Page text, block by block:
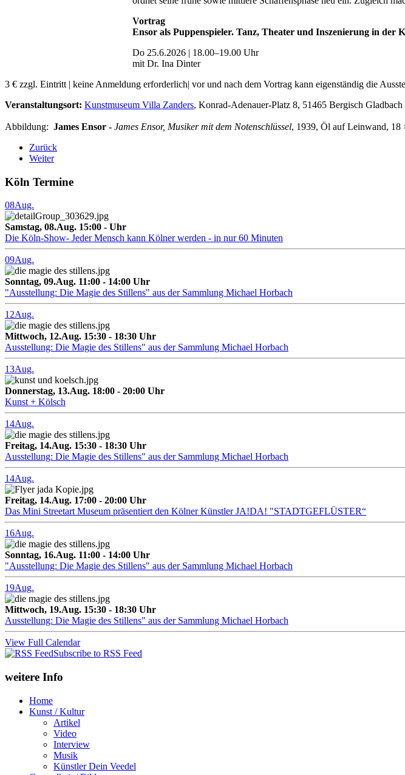
Vortrag
Ensor als Puppenspieler. Tanz, Theater und Inszenierung in der
Do 25.6.2026 | 18.00–19.00 Uhr
mit Dr. Ina Dinter
3 € zzgl. Eintritt | keine Anmeldung erforderlich| vor und nach dem Vortrag kann eigenständig die
Veranstaltungsort: Kunstmuseum Villa Zanders, Konrad-Adenauer-Platz 8, 51465 Bergisch Gladbach
Abbildung: James Ensor - James Ensor, Musiker mit dem Notenschlüssel, 1939, Öl auf Leinwand, 18
Zurück
Weiter
Köln Termine
08Aug.
Samstag, 08.Aug. 15:00 - Uhr
Die Köln-Show- Jeder Mensch kann Kölner werden - in nur 60 Minuten
09Aug.
Sonntag, 09.Aug. 11:00 - 14:00 Uhr
"Ausstellung: Die Magie des Stillens" aus der Sammlung Michael Horbach
12Aug.
Mittwoch, 12.Aug. 15:30 - 18:30 Uhr
Ausstellung: Die Magie des Stillens" aus der Sammlung Michael Horbach
13Aug.
Donnerstag, 13.Aug. 18:00 - 20:00 Uhr
Kunst + Kölsch
14Aug.
Freitag, 14.Aug. 15:30 - 18:30 Uhr
Ausstellung: Die Magie des Stillens" aus der Sammlung Michael Horbach
14Aug.
Freitag, 14.Aug. 17:00 - 20:00 Uhr
Das Mini Streetart Museum präsentiert den Kölner Künstler JA!DA! "STADTGEFLÜSTER“
16Aug.
Sonntag, 16.Aug. 11:00 - 14:00 Uhr
"Ausstellung: Die Magie des Stillens" aus der Sammlung Michael Horbach
19Aug.
Mittwoch, 19.Aug. 15:30 - 18:30 Uhr
Ausstellung: Die Magie des Stillens" aus der Sammlung Michael Horbach
View Full Calendar
Subscribe to RSS Feed
weitere Info
Home
Kunst / Kultur
Artikel
Video
Interview
Musik
Künstler Dein Veedel